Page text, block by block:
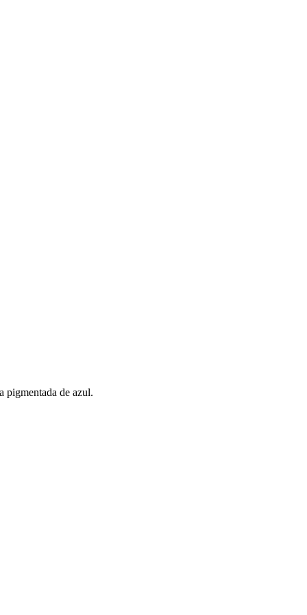
pigmentada de azul.